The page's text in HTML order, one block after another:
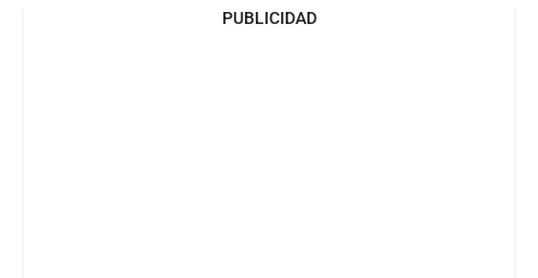
PUBLICIDAD